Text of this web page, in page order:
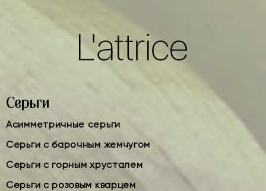
Серьги
Асимметричные серьги
Серьги с барочным жемчугом
Серьги с горным хрусталем
Серьги с розовым кварцем